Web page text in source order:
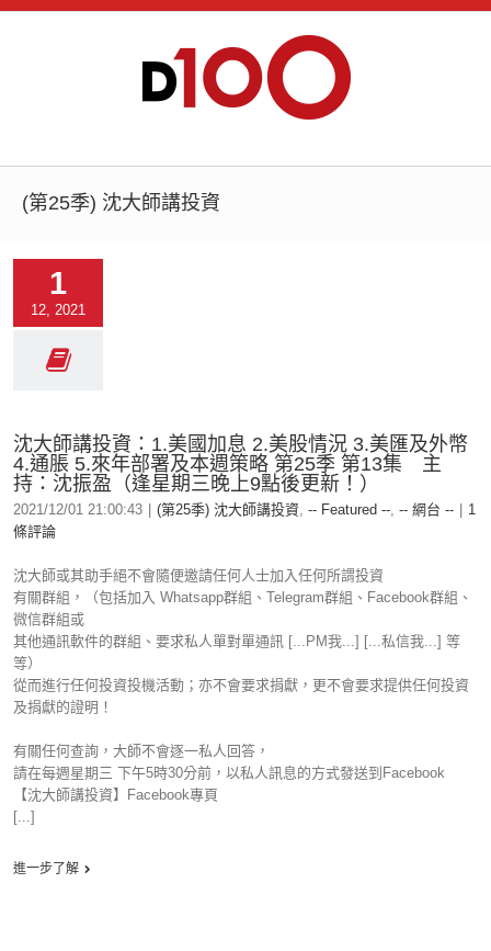
(第25季) 沈大師講投資
1
12, 2021
沈大師講投資：1.美國加息 2.美股情況 3.美匯及外幣
4.通脹 5.來年部署及本週策略 第25季 第13集 主
持：沈振盈（逢星期三晚上9點後更新！）
2021/12/01 21:00:43 (第25季) 沈大師講投資, -- Featured --, -- 網台 --
1
條評論
沈大師或其助手絕不會隨便邀請任何人士加入任何所謂投資
有關群組，（包括加入 Whatsapp群組、Telegram群組、Facebook群組、
微信群組或
其他通訊軟件的群組、要求私人單對單通訊 [...PM我...] [...私信我...] 等
等）
從而進行任何投資投機活動；亦不會要求捐獻，更不會要求提供任何投資
及捐獻的證明！
有關任何查詢，大師不會逐一私人回答，
請在每週星期三 下午5時30分前，以私人訊息的方式發送到Facebook
【沈大師講投資】Facebook專頁
[...]
進一步了解